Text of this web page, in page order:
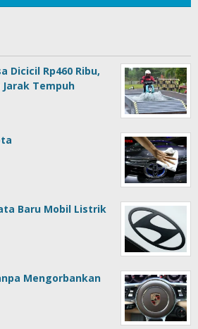
Dicicil Rp460 Ribu,
Tempuh
Baru Mobil Listrik
Mengorbankan